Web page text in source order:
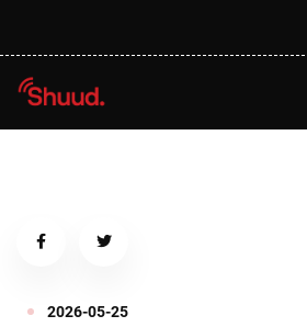
2026-05-25